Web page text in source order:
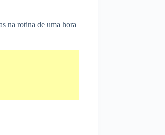
na rotina de uma hora